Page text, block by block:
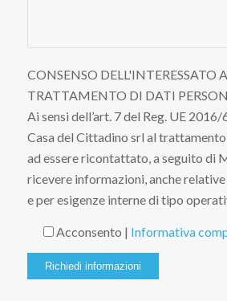
CONSENSO DELL'INTERESSATO
TRATTAMENTO DI DATI
Ai sensi dell’art. 7 del Reg. UE
Casa del Cittadino srl al
ad essere ricontattato, a seguito di
ricevere informazioni, anche
e per esigenze interne di tipo
Acconsento | Informativa